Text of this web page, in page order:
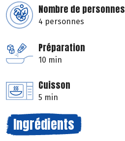
Nombre de personnes
4 personnes
Préparation
10 min
Cuisson
5 min
Ingrédients